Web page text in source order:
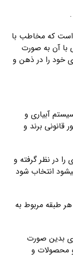
است که مخاطب با
با آن به صورت
خود را در ذهن و
آبیاری و
قانونی برند و
را در نظر گرفته و
انتخاب شود
که هر طبقه مربوط به
بدین صورت
کالا ها و محصولات و